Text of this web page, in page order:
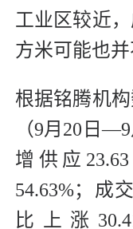
工业区较近
方米可能也并
根据铭腾机
（9月20日
增供应
54.63%；成
比上涨